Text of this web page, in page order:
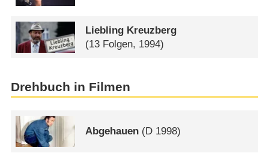
Liebling Kreuzberg
(13 Folgen, 1994)
Drehbuch in Filmen
Abgehauen (D 1998)